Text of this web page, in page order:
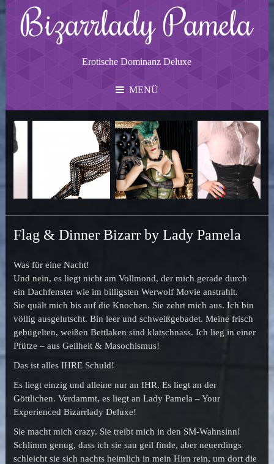
Bizarrlady Pamela
Erotische Dominanz Deluxe
MENÜ
Flag & Dinner Bizarr by Lady Pamela
Was für eine Nacht!
Und nein, es liegt nicht am Vollmond, der mich gerade durch
ein Dachfenster wie im billigsten Werwolf Movie anstrahlt.
Sie quält mich bis auf die Knochen. Sie zehrt mich aus. Ich bin
völlig ausgelutscht. Bin leer und schweißgebadet. Meine frisch
gebügelten, weißen Bettlaken sind klatschnass. Ich lieg in einer
Pfütze – aus Geilheit & Masochismus!
Das ist alles IHRE Schuld!
Es liegt einzig und alleine nur an IHR. Es liegt an der
Göttlichen. Verdammt, es liegt an Lady Pamela – Your
Experienced Bizarrlady Deluxe!
Sie macht mich crazy. Sie treibt mich in den SM-Wahnsinn!
Schlimm genug, dass ich sie sau geil finde, aber neuerdings
schleicht sie sich nachts heimlich in mein Hirn rein, um dort die